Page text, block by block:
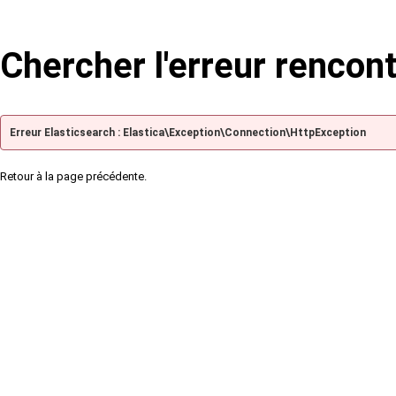
Chercher l'erreur
Erreur Elasticsearch : Elastica\Exception\Connection\HttpException
Retour à la page précédente.